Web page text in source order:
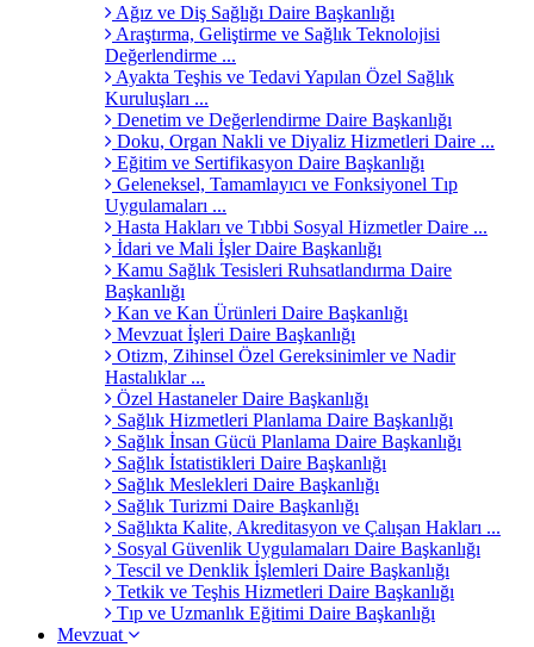
Ağız ve Diş Sağlığı Daire Başkanlığı
Araştırma, Geliştirme ve Sağlık Teknolojisi
Değerlendirme ...
Ayakta Teşhis ve Tedavi Yapılan Özel Sağlık
Kuruluşları ...
Denetim ve Değerlendirme Daire Başkanlığı
Doku, Organ Nakli ve Diyaliz Hizmetleri Daire ...
Eğitim ve Sertifikasyon Daire Başkanlığı
Geleneksel, Tamamlayıcı ve Fonksiyonel Tıp
Uygulamaları ...
Hasta Hakları ve Tıbbi Sosyal Hizmetler Daire ...
İdari ve Mali İşler Daire Başkanlığı
Kamu Sağlık Tesisleri Ruhsatlandırma Daire
Başkanlığı
Kan ve Kan Ürünleri Daire Başkanlığı
Mevzuat İşleri Daire Başkanlığı
Otizm, Zihinsel Özel Gereksinimler ve Nadir
Hastalıklar ...
Özel Hastaneler Daire Başkanlığı
Sağlık Hizmetleri Planlama Daire Başkanlığı
Sağlık İnsan Gücü Planlama Daire Başkanlığı
Sağlık İstatistikleri Daire Başkanlığı
Sağlık Meslekleri Daire Başkanlığı
Sağlık Turizmi Daire Başkanlığı
Sağlıkta Kalite, Akreditasyon ve Çalışan Hakları ...
Sosyal Güvenlik Uygulamaları Daire Başkanlığı
Tescil ve Denklik İşlemleri Daire Başkanlığı
Tetkik ve Teşhis Hizmetleri Daire Başkanlığı
Tıp ve Uzmanlık Eğitimi Daire Başkanlığı
Mevzuat